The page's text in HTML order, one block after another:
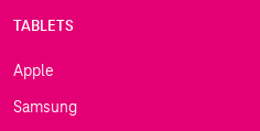
TABLETS
Apple
Samsung